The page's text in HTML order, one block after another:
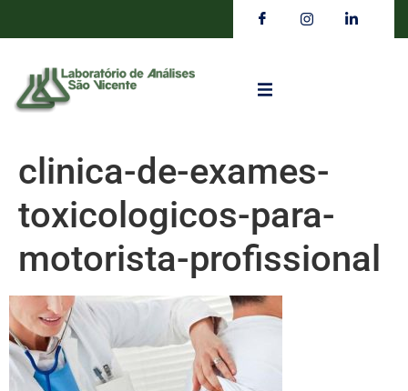
clinica-de-exames-
toxicologicos-para-
motorista-profissional